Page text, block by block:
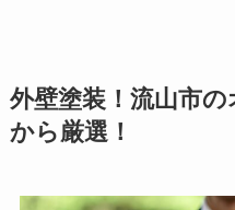
外壁塗装！流山市
から厳選！